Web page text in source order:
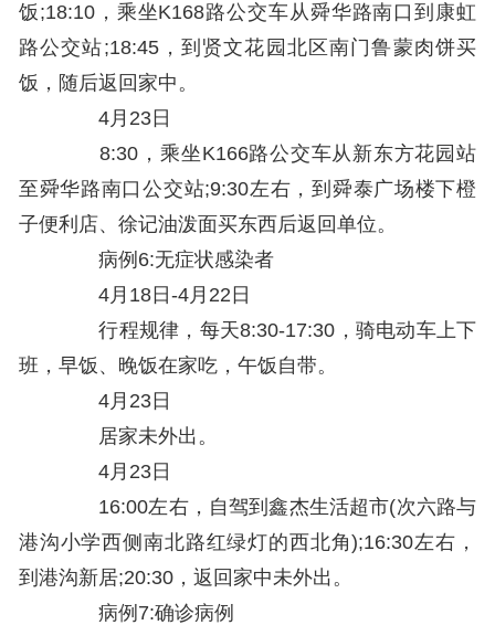
饭;18:10，乘坐K168路公交车从舜华路南口到康虹
路公交站;18:45，到贤文花园北区南门鲁蒙肉饼买
饭，随后返回家中。
4月23日
8:30，乘坐K166路公交车从新东方花园站
至舜华路南口公交站;9:30左右，到舜泰广场楼下橙
子便利店、徐记油泼面买东西后返回单位。
病例6:无症状感染者
4月18日-4月22日
行程规律，每天8:30-17:30，骑电动车上下
班，早饭、晚饭在家吃，午饭自带。
4月23日
居家未外出。
4月23日
16:00左右，自驾到鑫杰生活超市(次六路与
港沟小学西侧南北路红绿灯的西北角);16:30左右，
到港沟新居;20:30，返回家中未外出。
病例7:确诊病例